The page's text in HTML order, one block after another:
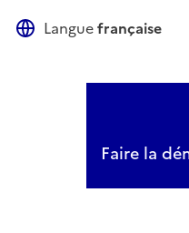
Languefrançaise
Faire la